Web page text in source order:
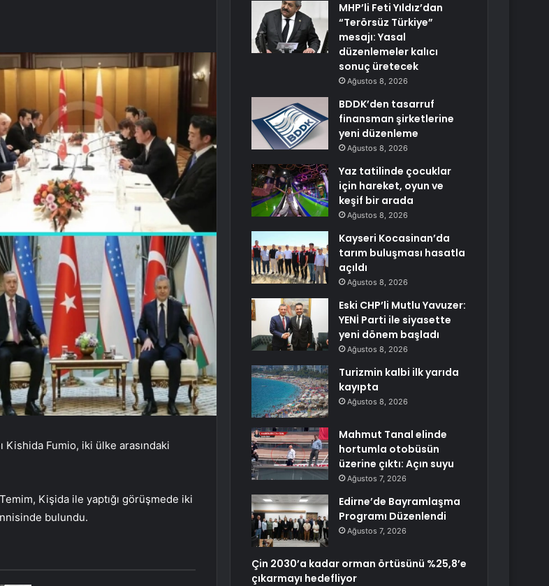
Kishida Fumio, iki ülke arasındaki
Kişida ile yaptığı görüşmede iki
bulundu.
MHP’li Feti Yıldız’dan
“Terörsüz Türkiye”
mesajı: Yasal
düzenlemeler kalıcı
sonuç üretecek
Ağustos 8, 2026
BDDK’den tasarruf
finansman şirketlerine
yeni düzenleme
Ağustos 8, 2026
Yaz tatilinde çocuklar
için hareket, oyun ve
keşif bir arada
Ağustos 8, 2026
Kayseri Kocasinan’da
tarım buluşması hasatla
açıldı
Ağustos 8, 2026
Eski CHP’li Mutlu Yavuzer:
YENİ Parti ile siyasette
yeni dönem başladı
Ağustos 8, 2026
Turizmin kalbi ilk yarıda
kayıpta
Ağustos 8, 2026
Mahmut Tanal elinde
hortumla otobüsün
üzerine çıktı: Açın suyu
Ağustos 7, 2026
Edirne’de Bayramlaşma
Programı Düzenlendi
Ağustos 7, 2026
Çin 2030’a kadar orman örtüsünü %25,8’e
çıkarmayı hedefliyor